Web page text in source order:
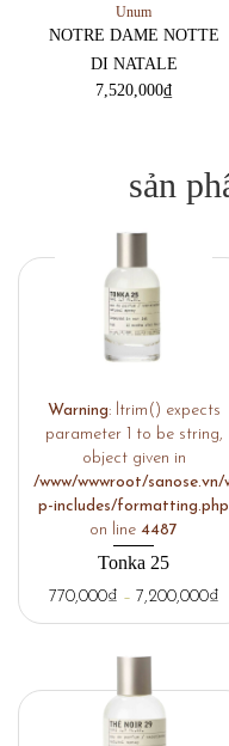
Unum
NOTRE DAME NOTTE
DI NATALE
7,520,000₫
sản
Warning: ltrim() expects
parameter 1 to be string,
object given in
/www/wwwroot/sanose.vn/
p-includes/formatting.php
on line 4487
Tonka 25
770,000₫ – 7,200,000₫